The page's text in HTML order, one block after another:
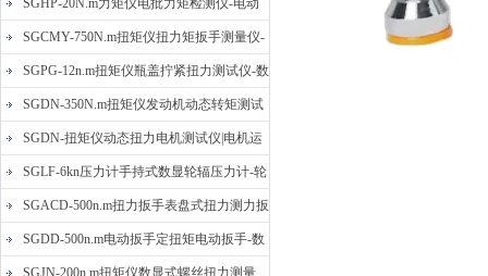
SGHP-20N.m力矩仪电批力矩检测仪-电动
螺丝批扭力矩测试仪
SGCMY-750N.m扭矩仪扭力矩扳手测量仪-
校准扳手扭力精度测试仪
SGPG-12n.m扭矩仪瓶盖拧紧扭力测试仪-数
显式瓶盖扭力矩仪
SGDN-350N.m扭矩仪发动机动态转矩测试
仪-动态电机扭矩测量仪
SGDN-扭矩仪动态扭力电机测试仪|电机运
转摩擦力扭矩仪
SGLF-6kn压力计手持式数显轮辐压力计-轮
辐称重压力测力计
SGACD-500n.m扭力扳手表盘式扭力测力扳
手-表盘扭力矩检测扳手
SGDD-500n.m电动扳手定扭矩电动扳手-数
显式电动定扭力矩扳手
SGJN-200n.m扭矩仪数显式螺丝扭力测量